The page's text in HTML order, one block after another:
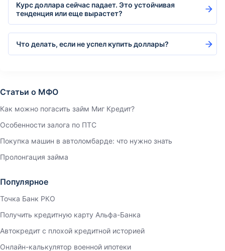
Курс доллара сейчас падает. Это устойчивая
тенденция или еще вырастет?
Что делать, если не успел купить доллары?
Статьи о МФО
Как можно погасить займ Миг Кредит?
Особенности залога по ПТС
Покупка машин в автоломбарде: что нужно знать
Пролонгация займа
Популярное
Точка Банк РКО
Получить кредитную карту Альфа-Банка
Автокредит с плохой кредитной историей
Онлайн-калькулятор военной ипотеки